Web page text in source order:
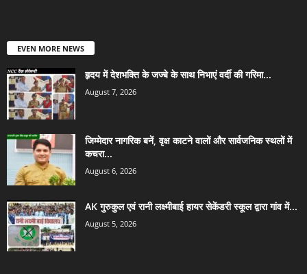
EVEN MORE NEWS
हृदय में देशभक्ति के जज्बे के साथ निभाएं वर्दी की गरिमा...
August 7, 2026
जिम्मेदार नागरिक बनें, वृक्ष काटने वालों और सार्वजनिक स्थलों में
कचरा...
August 6, 2026
AK गुरुकुल एवं रानी लक्ष्मीबाई हायर सेकेंडरी स्कूल द्वारा गांव में...
August 5, 2026